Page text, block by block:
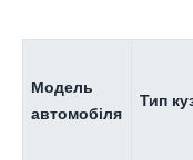
Модель
автомобіля
Тип